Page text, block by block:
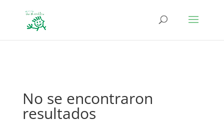
No se encontraron
resultados